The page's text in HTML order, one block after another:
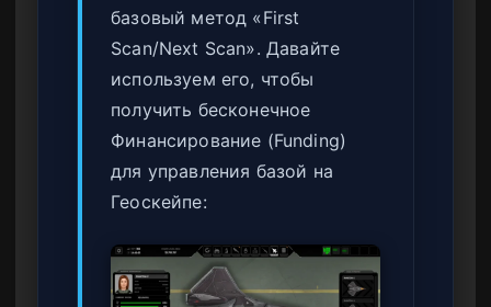
базовый метод «First
Scan/Next Scan». Давайте
используем его, чтобы
получить бесконечное
Финансирование (Funding)
для управления базой на
Геоскейпе: